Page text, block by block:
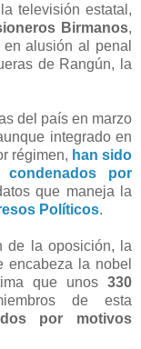
televisión estatal,
Birmanos,
alusión al penal
de Rangún, la
del país en marzo
integrado en
régimen, han sido
condenados por
que maneja la
Políticos.
de la oposición, la
encabeza la nobel
que unos330
de esta
por motivos